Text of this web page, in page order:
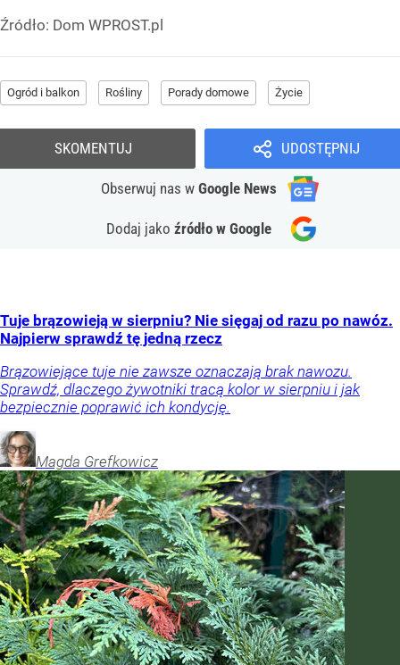
Źródło: Dom WPROST.pl
Ogród i balkon Rośliny Porady domowe Życie
UDOSTĘPNIJ
Obserwuj nas w Google News
Dodaj jako źródło w Google
SKOMENTUJ
Tuje brązowieją w sierpniu? Nie sięgaj od razu po nawóz.
Najpierw sprawdź tę jedną rzecz
Brązowiejące tuje nie zawsze oznaczają brak nawozu.
Sprawdź, dlaczego żywotniki tracą kolor w sierpniu i jak
bezpiecznie poprawić ich kondycję.
Magda Grefkowicz